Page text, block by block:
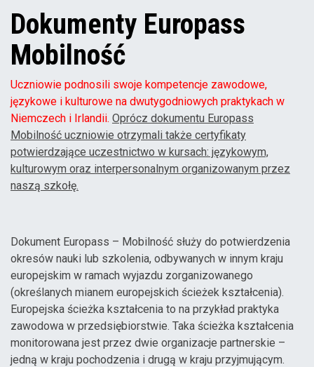
Dokumenty Europass
Mobilność
Uczniowie podnosili swoje kompetencje zawodowe,
językowe i kulturowe na dwutygodniowych praktykach w
Niemczech i Irlandii. Oprócz dokumentu Europass
Mobilność uczniowie otrzymali także certyfikaty
potwierdzające uczestnictwo w kursach: językowym,
kulturowym oraz interpersonalnym organizowanym przez
naszą szkołę.
Dokument Europass – Mobilność służy do potwierdzenia
okresów nauki lub szkolenia, odbywanych w innym kraju
europejskim w ramach wyjazdu zorganizowanego
(określanych mianem europejskich ścieżek kształcenia).
Europejska ścieżka kształcenia to na przykład praktyka
zawodowa w przedsiębiorstwie. Taka ścieżka kształcenia
monitorowana jest przez dwie organizacje partnerskie –
jedną w kraju pochodzenia i drugą w kraju przyjmującym.